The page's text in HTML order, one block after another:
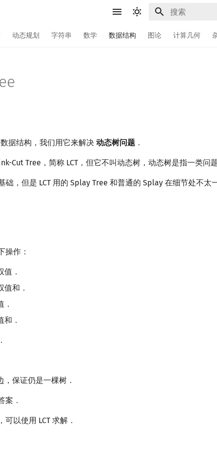
动态规划 字符串 数学 数据结构 图论 计算几何
据结构，我们用它来解决 动态树问题 ．
Cut Tree，简称 LCT，但它不叫动态树，动态树是指一类问题
础，但是 LCT 用的 Splay Tree 和普通的 Splay 在细节处不太
操作：
．
和．
．
保证仍是一棵树．
案．
以使用 LCT 求解．